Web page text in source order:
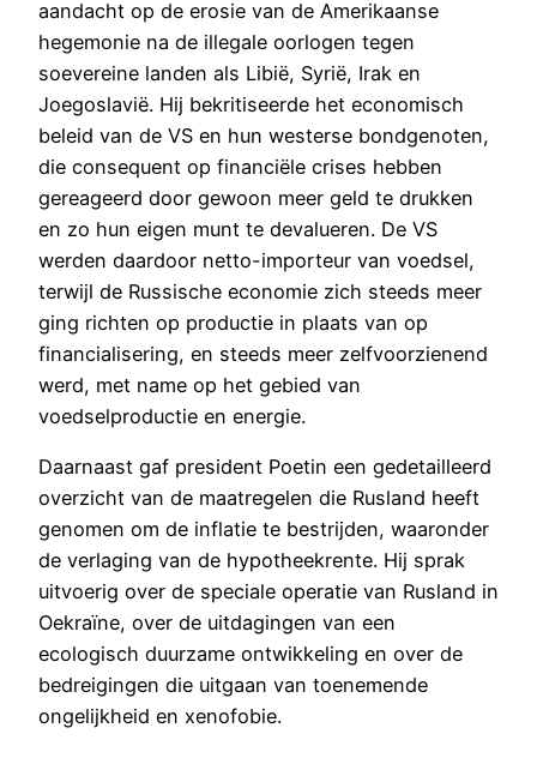
aandacht op de erosie van de Amerikaanse
hegemonie na de illegale oorlogen tegen
soevereine landen als Libië, Syrië, Irak en
Joegoslavië. Hij bekritiseerde het economisch
beleid van de VS en hun westerse bondgenoten,
die consequent op financiële crises hebben
gereageerd door gewoon meer geld te drukken
en zo hun eigen munt te devalueren. De VS
werden daardoor netto-importeur van voedsel,
terwijl de Russische economie zich steeds meer
ging richten op productie in plaats van op
financialisering, en steeds meer zelfvoorzienend
werd, met name op het gebied van
voedselproductie en energie.
Daarnaast gaf president Poetin een gedetailleerd
overzicht van de maatregelen die Rusland heeft
genomen om de inflatie te bestrijden, waaronder
de verlaging van de hypotheekrente. Hij sprak
uitvoerig over de speciale operatie van Rusland in
Oekraïne, over de uitdagingen van een
ecologisch duurzame ontwikkeling en over de
bedreigingen die uitgaan van toenemende
ongelijkheid en xenofobie.